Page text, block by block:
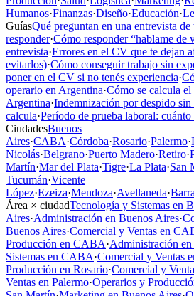
Humanos·Finanzas·Diseño·Educación·
GuíasQué preguntan en una entrevista
responder·Cómo responder “hablame de
entrevista·Errores en el CV que te dejan
evitarlos)·Cómo conseguir trabajo sin
poner en el CV si no tenés experiencia·
operario en Argentina·Cómo se calcula
Argentina·Indemnización por despido sin
calcula·Período de prueba laboral:
CiudadesBuenos
Aires·CABA·Córdoba·Rosario·Palermo·
Nicolás·Belgrano·Puerto Madero·Retiro·
Martín·Mar del Plata·Tigre·La Plata·San
Tucumán·Vicente
López·Ezeiza·Mendoza·Avellaneda·
Área × ciudadTecnología y Sistemas en
Aires·Administración en Buenos Aires·
Buenos Aires·Comercial y Ventas en
Producción en CABA·Administración
Sistemas en CABA·Comercial y Ventas
Producción en Rosario·Comercial y
Ventas en Palermo·Operarios y